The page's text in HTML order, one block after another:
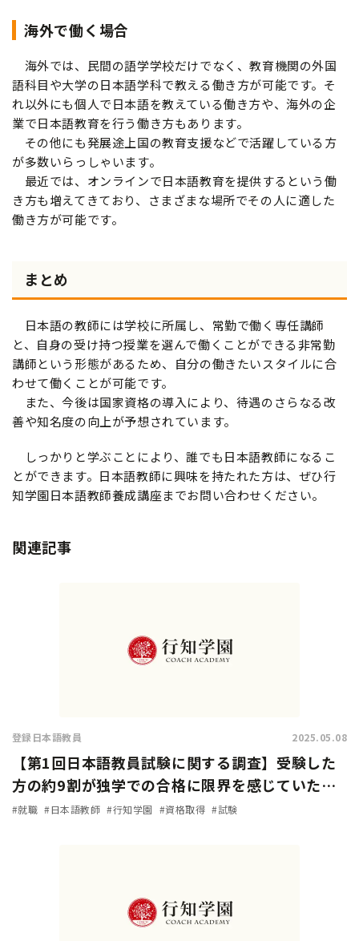
海外で働く場合
海外では、民間の語学学校だけでなく、教育機関の外国
語科目や大学の日本語学科で教える働き方が可能です。そ
れ以外にも個人で日本語を教えている働き方や、海外の企
業で日本語教育を行う働き方もあります。
その他にも発展途上国の教育支援などで活躍している方
が多数いらっしゃいます。
最近では、オンラインで日本語教育を提供するという働
き方も増えてきており、さまざまな場所でその人に適した
働き方が可能です。
まとめ
日本語の教師には学校に所属し、常勤で働く専任講師
と、自身の受け持つ授業を選んで働くことができる非常勤
講師という形態があるため、自分の働きたいスタイルに合
わせて働くことが可能です。
また、今後は国家資格の導入により、待遇のさらなる改
善や知名度の向上が予想されています。
しっかりと学ぶことにより、誰でも日本語教師になるこ
とができます。日本語教師に興味を持たれた方は、ぜひ行
知学園日本語教師養成講座までお問い合わせください。
関連記事
登録日本語教員 2025.05.08
【第1回日本語教員試験に関する調査】受験した
方の約9割が独学での合格に限界を感じていた…
試験対策方法や試験の難易度は？
#就職 #日本語教師 #行知学園 #資格取得 #試験